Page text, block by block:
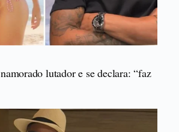
lutador e se declara: “faz